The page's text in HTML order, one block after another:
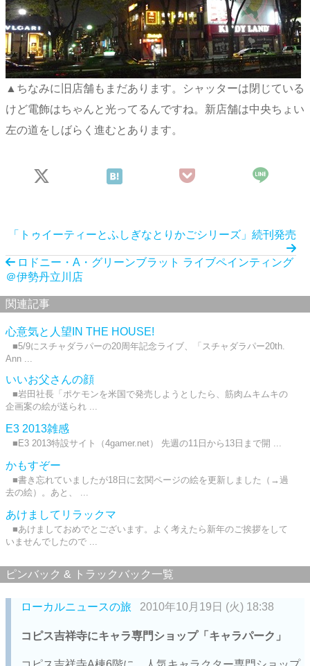
▲ちなみに旧店舗もまだあります。シャッターは閉じている
けど電飾はちゃんと光ってるんですね。新店舗は中央ちょい
左の道をしばらく進むとあります。
「トゥイーティーとふしぎなとりかごシリーズ」続刊発売
ロドニー・A・グリーンブラット ライブペインティング
＠伊勢丹立川店
関連記事
心意気と人望IN THE HOUSE!
■5/9にスチャダラパーの20周年記念ライブ、「スチャダラパー20th.
Ann ...
いいお父さんの顔
■岩田社長「ポケモンを米国で発売しようとしたら、筋肉ムキムキの
企画案の絵が送られ ...
E3 2013雑感
■E3 2013特設サイト（4gamer.net） 先週の11日から13日まで開 ...
かもすぞー
■書き忘れていましたが18日に玄関ページの絵を更新しました（→過
去の絵）。あと、 ...
あけましてリラックマ
■あけましておめでとございます。よく考えたら新年のご挨拶をして
いませんでしたので ...
ピンバック & トラックバック一覧
ローカルニュースの旅 2010年10月19日 (火) 18:38
コピス吉祥寺にキャラ専門ショップ「キャラパーク」